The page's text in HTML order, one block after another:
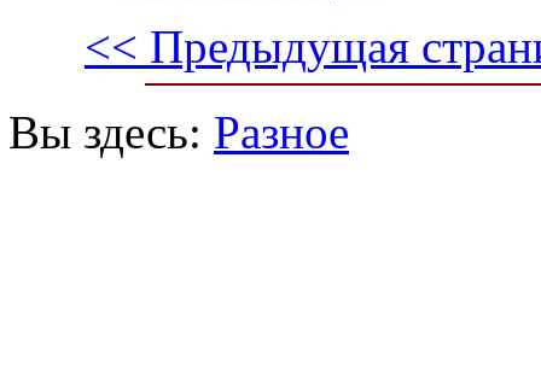
<< Предыдущая
Вы здесь: Разное